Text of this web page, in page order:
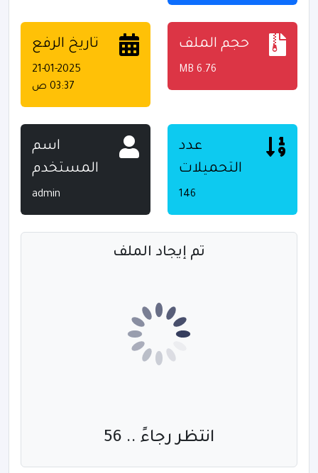
حجم الملف
6.76 MB
تاريخ الرفع
21-01-2025
03:37 ص
عدد
التحميلات
146
اسم
المستخدم
admin
تم إيجاد الملف
انتظر رجاءً .. 56